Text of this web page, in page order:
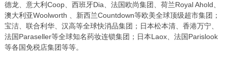
德龙、意大利Coop、西班牙Dia、法国欧尚集团、荷兰Royal Ahold、
澳大利亚Woolworth 、新西兰Countdown等欧美全球顶级超市集团；
宝洁、联合利华、汉高等全球快消品集团；日本松本清、香港万宁、
法国Paraseller等全球知名药妆连锁集团；日本Laox、法国Parislook
等各国免税店集团等等。